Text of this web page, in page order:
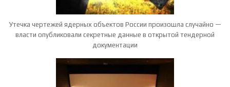
Утечка чертежей ядерных объектов России произошла случайно —
власти опубликовали секретные данные в открытой тендерной
документации